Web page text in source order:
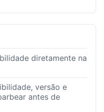
diretamente na
versão e
antes de